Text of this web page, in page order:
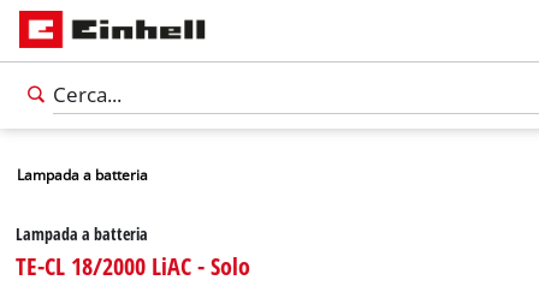
Lampada a batteria
Lampada a batteria
TE-CL 18/2000 LiAC - Solo